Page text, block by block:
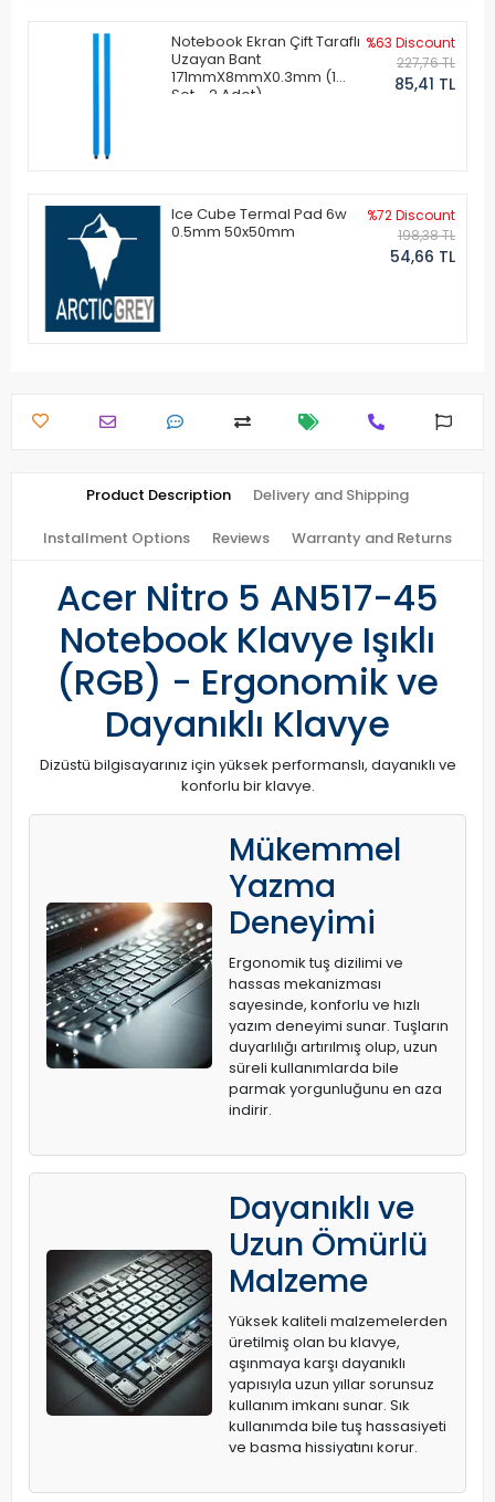
Notebook Ekran Çift Taraflı
Uzayan Bant
171mmX8mmX0.3mm (1
Set - 2 Adet)
%63 Discount
227,76 TL
85,41 TL
Ice Cube Termal Pad 6w
0.5mm 50x50mm
%72 Discount
198,38 TL
54,66 TL
Product Description Delivery and Shipping
Installment Options Reviews Warranty and Returns
Acer Nitro 5 AN517-45
Notebook Klavye Işıklı
(RGB) - Ergonomik ve
Dayanıklı Klavye
Dizüstü bilgisayarınız için yüksek performanslı, dayanıklı ve
konforlu bir klavye.
Mükemmel
Yazma
Deneyimi
Ergonomik tuş dizilimi ve
hassas mekanizması
sayesinde, konforlu ve hızlı
yazım deneyimi sunar. Tuşların
duyarlılığı artırılmış olup, uzun
süreli kullanımlarda bile
parmak yorgunluğunu en aza
indirir.
Dayanıklı ve
Uzun Ömürlü
Malzeme
Yüksek kaliteli malzemelerden
üretilmiş olan bu klavye,
aşınmaya karşı dayanıklı
yapısıyla uzun yıllar sorunsuz
kullanım imkanı sunar. Sık
kullanımda bile tuş hassasiyeti
ve basma hissiyatını korur.